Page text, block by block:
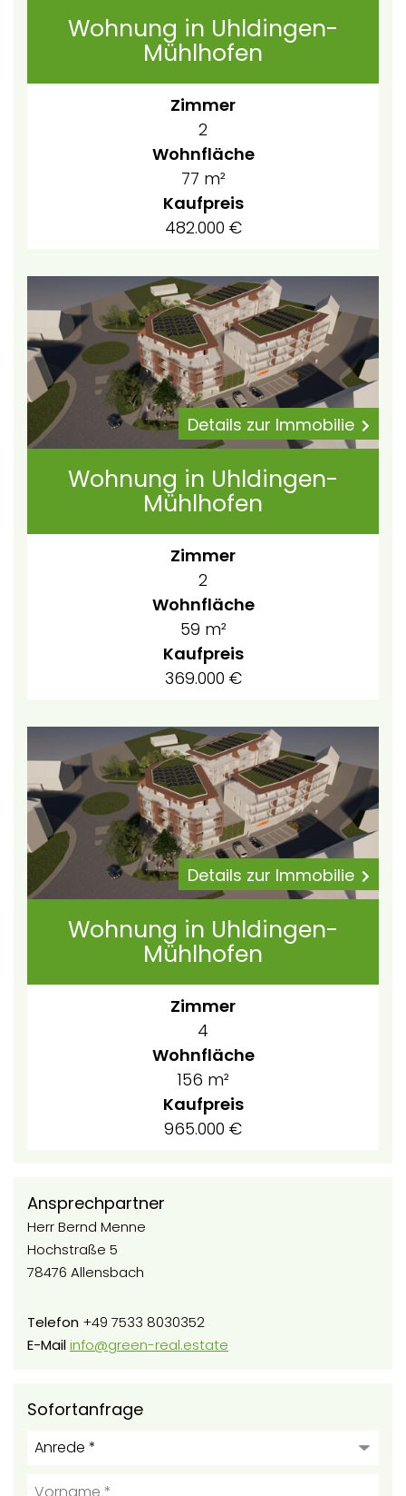
Wohnung in Uhldingen-
Mühlhofen
Zimmer
2
Wohnfläche
77 m²
Kaufpreis
482.000 €
Details zur Immobilie
Wohnung in Uhldingen-
Mühlhofen
Zimmer
2
Wohnfläche
59 m²
Kaufpreis
369.000 €
Details zur Immobilie
Wohnung in Uhldingen-
Mühlhofen
Zimmer
4
Wohnfläche
156 m²
Kaufpreis
965.000 €
Ansprechpartner
Herr Bernd Menne
Hochstraße 5
78476 Allensbach
Telefon +49 7533 8030352
E-Mailinfo@green-real.estate
Sofortanfrage